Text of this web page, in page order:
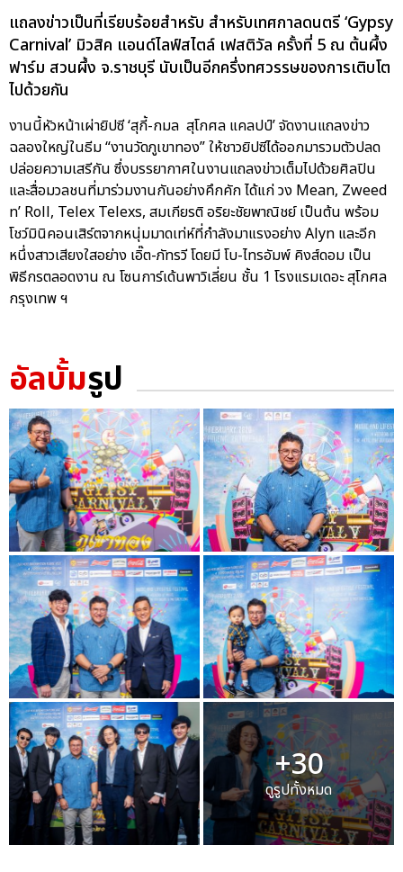
แถลงข่าวเป็นที่เรียบร้อยสำหรับ สำหรับเทศกาลดนตรี ‘Gypsy
Carnival’ มิวสิค แอนด์ไลฟ์สไตล์ เฟสติวัล ครั้งที่ 5 ณ ต้นผึ้ง
ฟาร์ม สวนผึ้ง จ.ราชบุรี นับเป็นอีกครึ่งทศวรรษของการเติบโต
ไปด้วยกัน
งานนี้หัวหน้าเผ่ายิปซี ‘สุกี้-กมล สุโกศล แคลปป์’ จัดงานแถลงข่าว
ฉลองใหญ่ในธีม “งานวัดภูเขาทอง” ให้ชาวยิปซีได้ออกมารวมตัวปลด
ปล่อยความเสรีกัน ซึ่งบรรยากาศในงานแถลงข่าวเต็มไปด้วยศิลปิน
และสื่อมวลชนที่มาร่วมงานกันอย่างคึกคัก ได้แก่ วง Mean, Zweed
n’ Roll, Telex Telexs, สมเกียรติ อริยะชัยพาณิชย์ เป็นต้น พร้อม
โชว์มินิคอนเสิร์ตจากหนุ่มมาดเท่ห์ที่กำลังมาแรงอย่าง Alyn และอีก
หนึ่งสาวเสียงใสอย่าง เอิ๊ต-ภัทรวี โดยมี โบ-ไทรอัมพ์ คิงส์ดอม เป็น
พิธีกรตลอดงาน ณ โซนการ์เด้นพาวิเลี่ยน ชั้น 1 โรงแรมเดอะ สุโกศล
กรุงเทพ ฯ
อัลบั้มรูป
+30
ดูรูปทั้งหมด